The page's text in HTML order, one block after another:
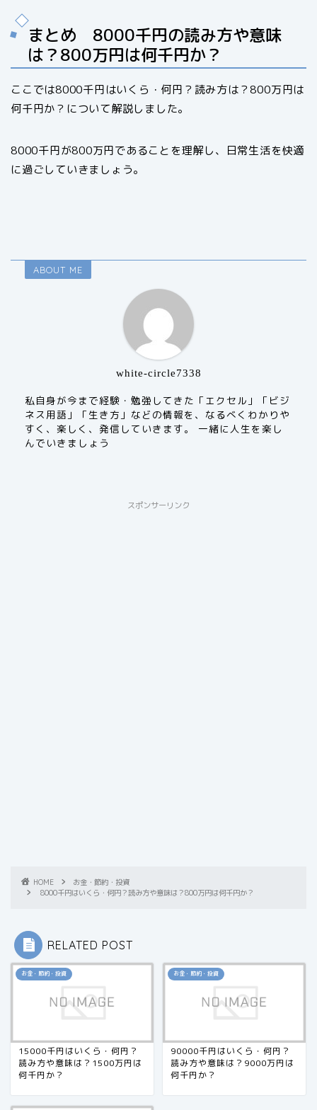
まとめ 8000千円の読み方や意味
は？800万円は何千円か？
ここでは8000千円はいくら・何円？読み方は？800万円は
何千円か？について解説しました。
8000千円が800万円であることを理解し、日常生活を快適
に過ごしていきましょう。
ABOUT ME
white-circle7338
私自身が今まで経験・勉強してきた「エクセル」「ビジ
ネス用語」「生き方」などの情報を、なるべくわかりや
すく、楽しく、発信していきます。 一緒に人生を楽し
んでいきましょう
スポンサーリンク
HOME
お金・節約・投資
8000千円はいくら・何円？読み方や意味は？800万円は何千円か？
RELATED POST
お金・節約・投資
15000千円はいくら・何円？
読み方や意味は？1500万円は
何千円か？
お金・節約・投資
90000千円はいくら・何円？
読み方や意味は？9000万円は
何千円か？